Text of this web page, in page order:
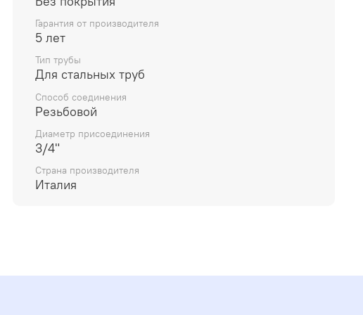
Гарантия от производителя
5 лет
Тип трубы
Для стальных труб
Способ соединения
Резьбовой
Диаметр присоединения
3/4"
Страна производителя
Италия